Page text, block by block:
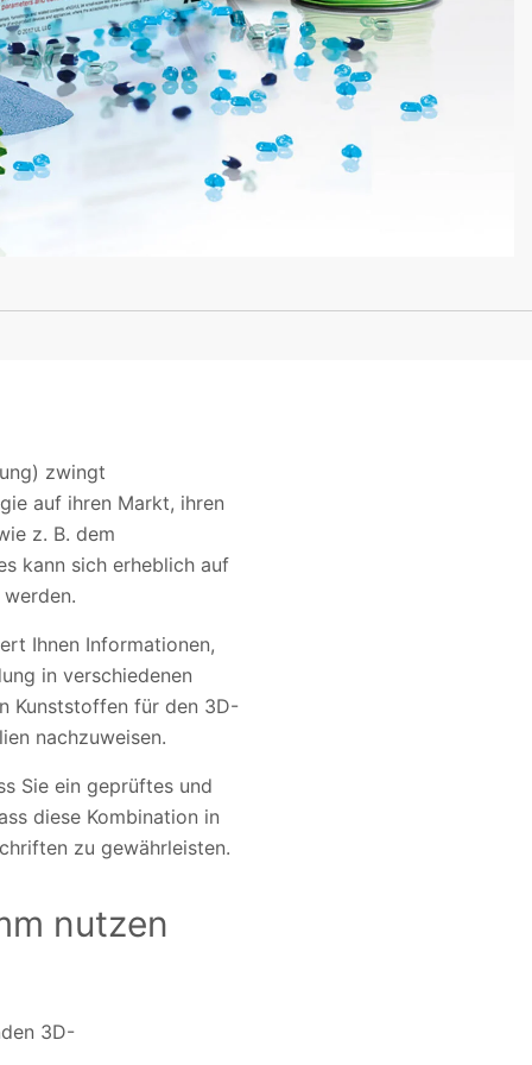
zwingt
auf ihren Markt, ihren
z. B. dem
kann sich erheblich auf
Ihnen Informationen,
in verschiedenen
Kunststoffen für den 3D-
nachzuweisen.
Sie ein geprüftes und
diese Kombination in
zu gewährleisten.
nutzen
3D-